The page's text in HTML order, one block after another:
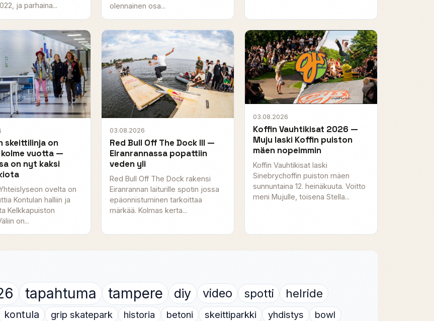
ja parhaina...
olennainen osa...
skeittilinja on
vuotta —
on nyt kaksi
ovelta on
Kontulan halliin ja
Kelkkapuiston
on...
03.08.2026
Red Bull Off The Dock III —
Eiranrannassa popattiin
veden yli
Red Bull Off The Dock rakensi
Eiranrannan laiturille spotin jossa
epäonnistuminen tarkoittaa
märkää. Kolmas kerta...
03.08.2026
Koffin Vauhtikisat 2026 —
Muju laski Koffin puiston
mäen nopeimmin
Koffin Vauhtikisat laski
Sinebrychoffin puiston mäen
sunnuntaina 12. heinäkuuta. Voitto
meni Mujulle, toisena Stella...
tapahtuma tampere diy video spotti
helride
kontula grip skatepark historia betoni skeittiparkki yhdistys
bowl